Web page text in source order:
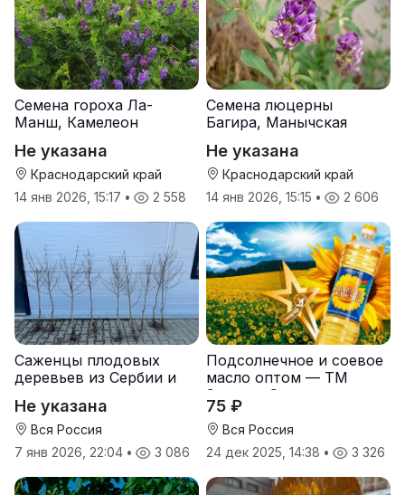
Семена гороха Ла-
Манш, Камелеон
Не указана
Краснодарский край
14 янв 2026, 15:17 • 2 558
Семена люцерны
Багира, Манычская
Не указана
Краснодарский край
14 янв 2026, 15:15 • 2 606
Саженцы плодовых
деревьев из Сербии и
Не указана
Вся Россия
7 янв 2026, 22:04 • 3 086
Подсолнечное и соевое
масло оптом — ТМ
Золотая Семечка
75 ₽
Вся Россия
24 дек 2025, 14:38 • 3 326